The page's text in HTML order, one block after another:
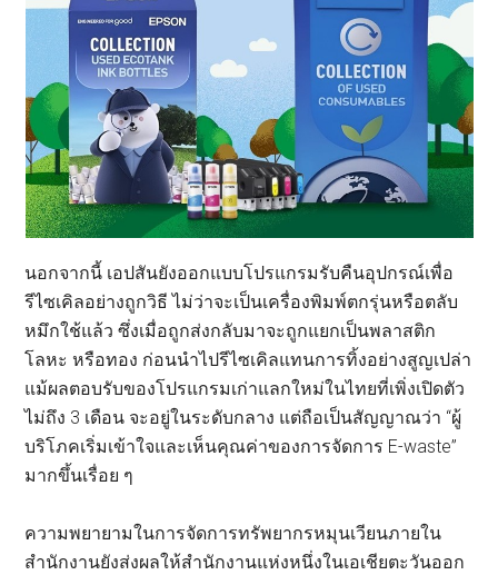
นอกจากนี้ เอปสันยังออกแบบโปรแกรมรับคืนอุปกรณ์เพื่อ
รีไซเคิลอย่างถูกวิธี ไม่ว่าจะเป็นเครื่องพิมพ์ตกรุ่นหรือตลับ
หมึกใช้แล้ว ซึ่งเมื่อถูกส่งกลับมาจะถูกแยกเป็นพลาสติก
โลหะ หรือทอง ก่อนนำไปรีไซเคิลแทนการทิ้งอย่างสูญเปล่า
แม้ผลตอบรับของโปรแกรมเก่าแลกใหม่ในไทยที่เพิ่งเปิดตัว
ไม่ถึง 3 เดือน จะอยู่ในระดับกลาง แต่ถือเป็นสัญญาณว่า “ผู้
บริโภคเริ่มเข้าใจและเห็นคุณค่าของการจัดการ E-waste”
มากขึ้นเรื่อย ๆ
ความพยายามในการจัดการทรัพยากรหมุนเวียนภายใน
สำนักงานยังส่งผลให้สำนักงานแห่งหนึ่งในเอเชียตะวันออก